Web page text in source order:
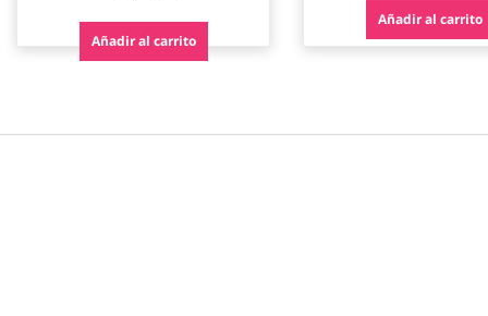
Añadir al carrito
Añadir al carrito